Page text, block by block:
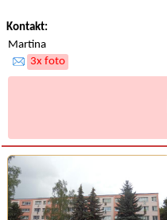
Kontakt:
Martina
3x foto